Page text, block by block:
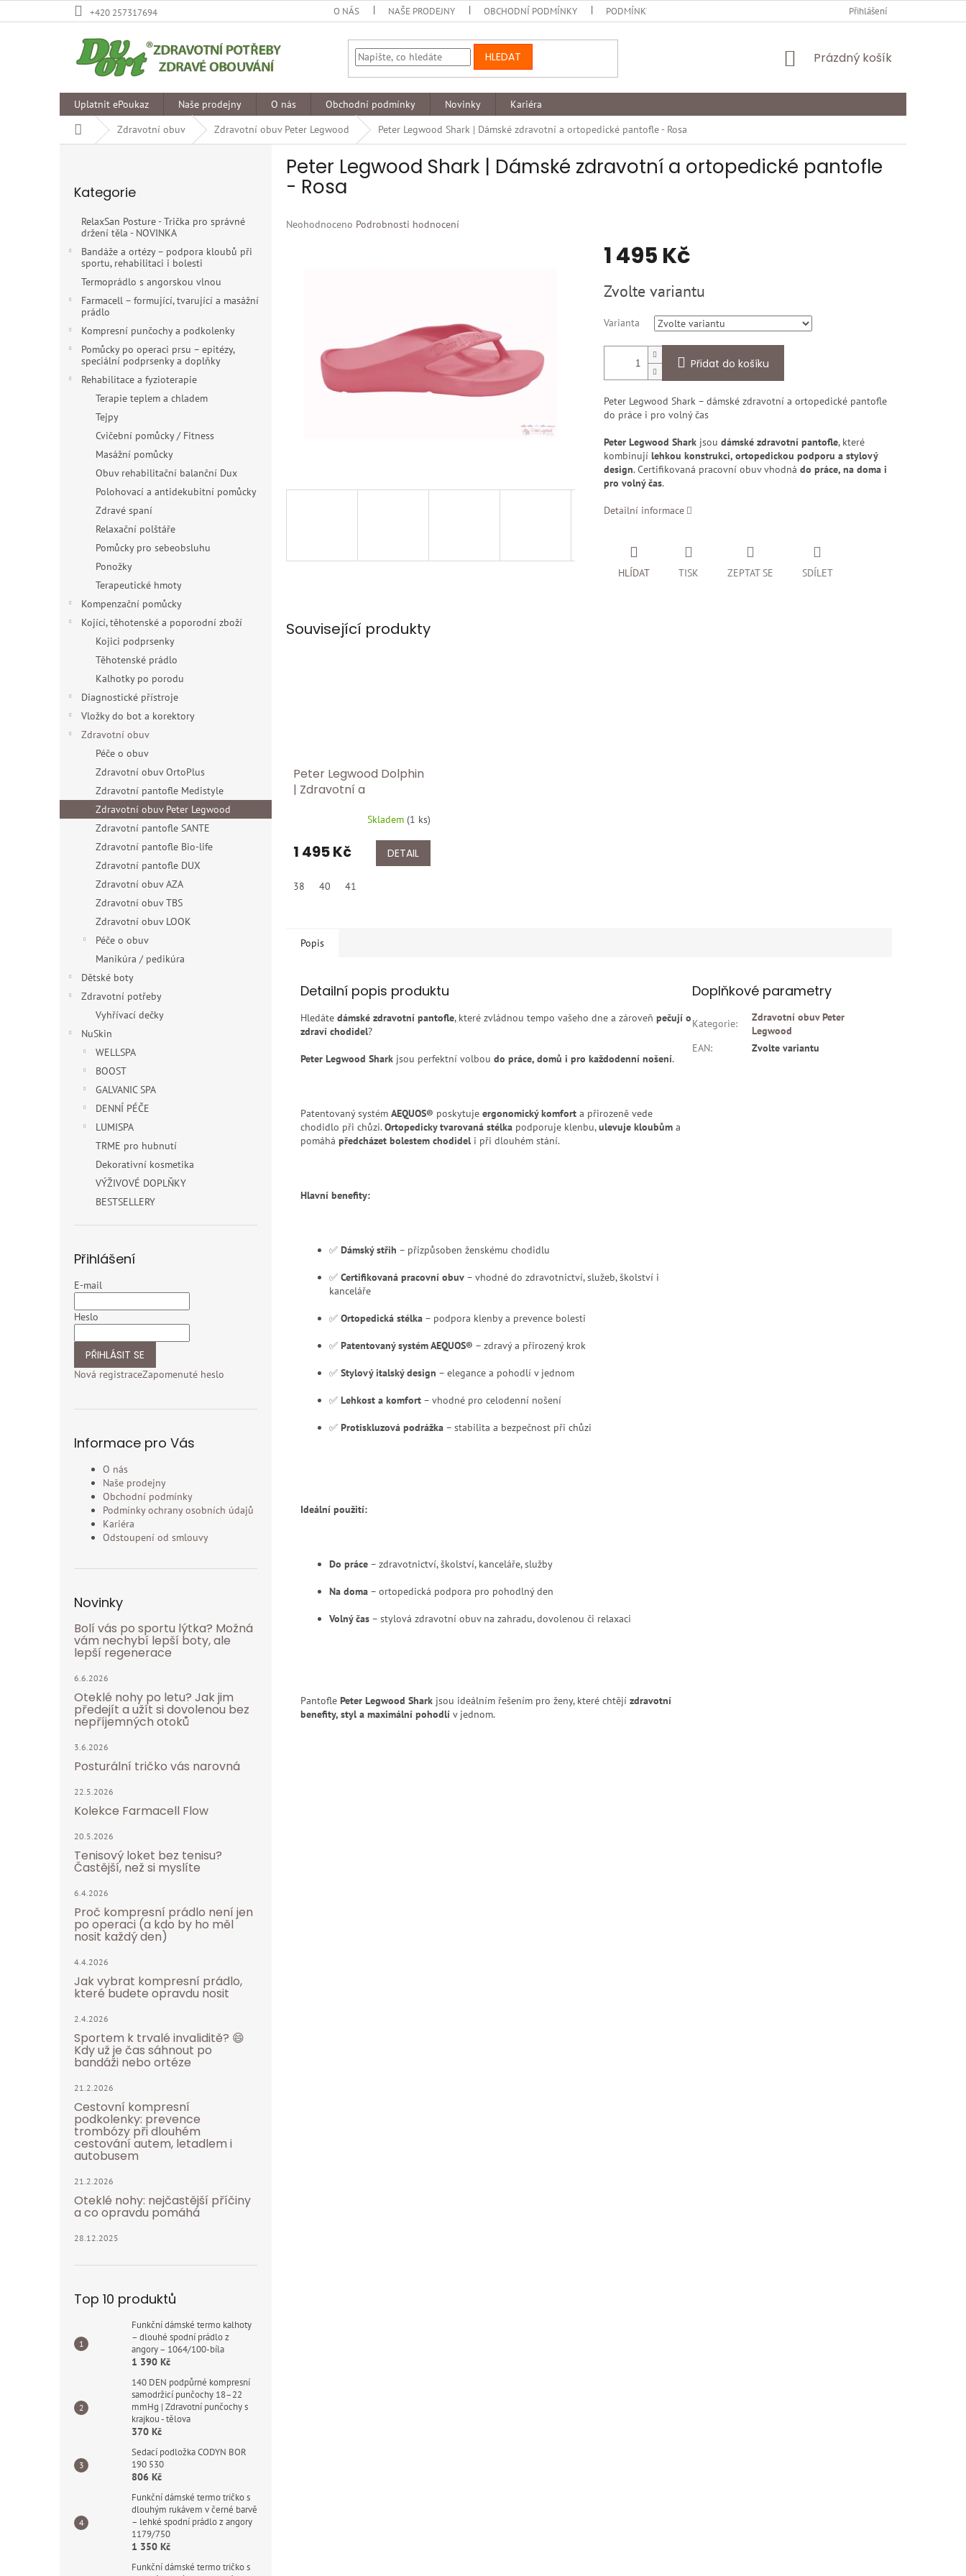
na
+420 257317694 O NÁS NAŠE PRODEJNY OBCHODNÍ PODMÍNKY PODMÍNKY OCHRANY OSOBNÍCH ÚDAJŮ ODSTOUPENÍ OD
Přihlášení
HLEDAT
NÁKUPNÍ
Prázdný košík
Uplatnit ePoukaz Naše prodejny O nás Obchodní podmínky Novinky
Kariéra
Domů Zdravotní obuv Zdravotní obuv Peter Legwood Peter Legwood Shark | Dámské zdravotní a ortopedické pantofle - Rosa
kategorie
Kategorie
RelaxSan Posture - Trička pro správné
držení těla - NOVINKA
Bandáže a ortézy – podpora kloubů při
sportu, rehabilitaci i bolesti
Termoprádlo s angorskou vlnou
Farmacell – formující, tvarující a masážní
prádlo
Kompresní punčochy a podkolenky
Pomůcky po operaci prsu – epitézy,
speciální podprsenky a doplňky
Rehabilitace a fyzioterapie
Terapie teplem a chladem
Tejpy
Cvičební pomůcky / Fitness
Masážní pomůcky
Obuv rehabilitační balanční Dux
Polohovací a antidekubitní pomůcky
Zdravé spaní
Relaxační polštáře
Pomůcky pro sebeobsluhu
Ponožky
Terapeutické hmoty
Kompenzační pomůcky
Kojící, těhotenské a poporodní zboží
Kojici podprsenky
Těhotenské prádlo
Kalhotky po porodu
Diagnostické přístroje
Vložky do bot a korektory
Zdravotní obuv
Péče o obuv
Zdravotní obuv OrtoPlus
Zdravotní pantofle Medistyle
Zdravotní obuv Peter Legwood
Zdravotní pantofle SANTE
Zdravotní pantofle Bio-life
Zdravotní pantofle DUX
Zdravotní obuv AZA
Zdravotní obuv TBS
Zdravotní obuv LOOK
Péče o obuv
Manikúra / pedikúra
Dětské boty
Zdravotní potřeby
Vyhřívací dečky
NuSkin
WELLSPA
BOOST
GALVANIC SPA
DENNÍ PÉČE
LUMISPA
TRME pro hubnutí
Dekorativní kosmetika
VÝŽIVOVÉ DOPLŇKY
BESTSELLERY
Přihlášení
E-mail
Heslo
PŘIHLÁSIT SE
Nová registraceZapomenuté heslo
Informace pro Vás
O nás
Naše prodejny
Obchodní podmínky
Podmínky ochrany osobních údajů
Kariéra
Odstoupení od smlouvy
Novinky
Bolí vás po sportu lýtka? Možná
vám nechybí lepší boty, ale
lepší regenerace
6.6.2026
Oteklé nohy po letu? Jak jim
předejít a užít si dovolenou bez
nepříjemných otoků
3.6.2026
Posturální tričko vás narovná
22.5.2026
Kolekce Farmacell Flow
20.5.2026
Tenisový loket bez tenisu?
Častější, než si myslíte
6.4.2026
Proč kompresní prádlo není jen
po operaci (a kdo by ho měl
nosit každý den)
4.4.2026
Jak vybrat kompresní prádlo,
které budete opravdu nosit
2.4.2026
Sportem k trvalé invaliditě? 😄
Kdy už je čas sáhnout po
bandáži nebo ortéze
21.2.2026
Cestovní kompresní
podkolenky: prevence
trombózy při dlouhém
cestování autem, letadlem i
autobusem
21.2.2026
Oteklé nohy: nejčastější příčiny
a co opravdu pomáhá
28.12.2025
Top 10 produktů
Funkční dámské termo kalhoty
– dlouhé spodní prádlo z
angory – 1064/100-bíla
1 390 Kč
140 DEN podpůrné kompresní
samodržicí punčochy 18–22
mmHg | Zdravotní punčochy s
krajkou - tělova
370 Kč
Sedací podložka CODYN BOR
190 530
806 Kč
Funkční dámské termo tričko s
dlouhým rukávem v černé barvě
– lehké spodní prádlo z angory
1179/750
1 350 Kč
Funkční dámské termo tričko s
Peter Legwood Shark | Dámské zdravotní a ortopedické pantofle
- Rosa
Průměrné
Neohodnoceno Podrobnosti hodnocení
1 495 Kč
cena:
Zvolte variantu
Varianta
Přidat do košíku
Peter Legwood Shark – dámské zdravotní a ortopedické pantofle
do práce i pro volný čas
Peter Legwood Sharkjsou dámské zdravotní pantofle, které
kombinují lehkou konstrukci, ortopedickou podporu a stylový
design. Certifikovaná pracovní obuv vhodná do práce, na doma i
pro volný čas.
Detailní informace
TISK ZEPTAT SE
HLÍDAT SDÍLET
Související produkty
Peter Legwood Dolphin
| Zdravotní a
ideální do školy, práce i
na doma - Fucsia
Skladem (1 ks)
1 495 Kč DETAIL
38 40 41
Popis
Detailní popis produktu
Hledáte dámské zdravotní pantofle, které zvládnou tempo vašeho dne a zároveň pečují o
zdraví chodidel?
Peter Legwood Shark jsou perfektní volbou do práce, domů i pro každodenní nošení.
Patentovaný systém AEQUOS® poskytuje ergonomický komfort a přirozeně vede
chodidlo při chůzi.Ortopedicky tvarovaná stélka podporuje klenbu,ulevuje kloubům a
pomáhá předcházet bolestem chodidel i při dlouhém stání.
Hlavní benefity:
✅ Dámský střih – přizpůsoben ženskému chodidlu
✅ Certifikovaná pracovní obuv – vhodné do zdravotnictví, služeb, školství i
kanceláře
✅ Ortopedická stélka – podpora klenby a prevence bolesti
✅ Patentovaný systém AEQUOS® – zdravý a přirozený krok
✅ Stylový italský design – elegance a pohodlí v jednom
✅ Lehkost a komfort – vhodné pro celodenní nošení
✅ Protiskluzová podrážka – stabilita a bezpečnost při chůzi
Ideální použití:
Do práce – zdravotnictví, školství, kanceláře, služby
Na doma – ortopedická podpora pro pohodlný den
Volný čas – stylová zdravotní obuv na zahradu, dovolenou či relaxaci
Pantofle Peter Legwood Shark jsou ideálním řešením pro ženy, které chtějí zdravotní
benefity, styl a maximální pohodlí v jednom.
Doplňkové parametry
Kategorie:
Zdravotní obuv Peter
Legwood
EAN: Zvolte variantu